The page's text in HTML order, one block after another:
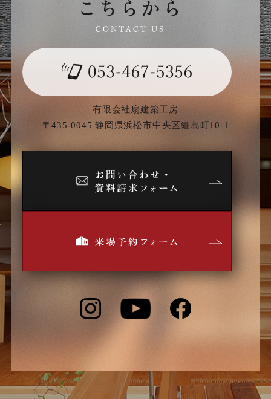
有限会社扇建築工房
〒435-0045 静岡県浜松市中央区細島町10-1